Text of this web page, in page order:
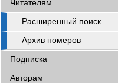
Читателям
Расширенный поиск
Архив номеров
Подписка
Авторам